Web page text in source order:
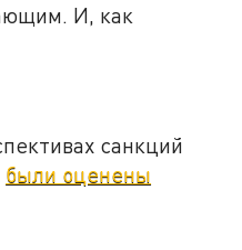
И, как
санкций
были оценены